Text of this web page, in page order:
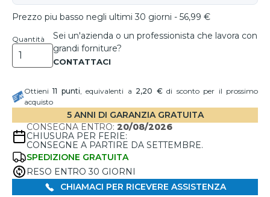
Prezzo piu basso negli ultimi 30 giorni - 56,99 €
Quantità
Sei un'azienda o un professionista che lavora con
grandi forniture?
Ottieni11 punti, equivalenti a 2,20 €di sconto per il prossimo
acquisto
5 ANNI DI GARANZIA GRATUITA
CONSEGNA ENTRO: 20/08/2026
CHIUSURA PER FERIE:
CONSEGNE A PARTIRE DA SETTEMBRE.
SPEDIZIONE GRATUITA
RESO ENTRO 30 GIORNI
CHIAMACI PER RICEVERE ASSISTENZA